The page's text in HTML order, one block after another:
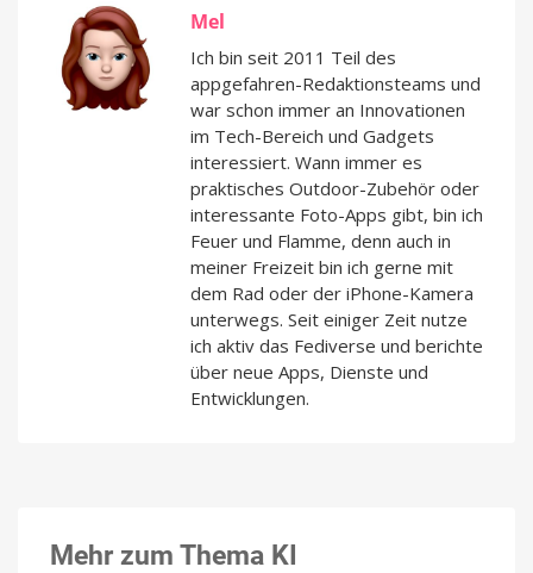
Mel
Ich bin seit 2011 Teil des
appgefahren-Redaktionsteams und
war schon immer an Innovationen
im Tech-Bereich und Gadgets
interessiert. Wann immer es
praktisches Outdoor-Zubehör oder
interessante Foto-Apps gibt, bin ich
Feuer und Flamme, denn auch in
meiner Freizeit bin ich gerne mit
dem Rad oder der iPhone-Kamera
unterwegs. Seit einiger Zeit nutze
ich aktiv das Fediverse und berichte
über neue Apps, Dienste und
Entwicklungen.
Mehr zum Thema KI